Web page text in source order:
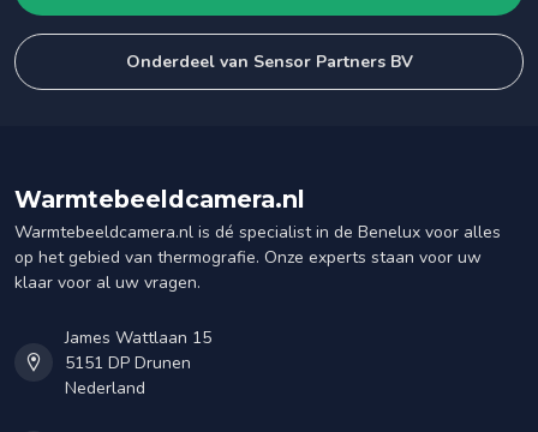
Onderdeel van Sensor Partners BV
Warmtebeeldcamera.nl
Warmtebeeldcamera.nl is dé specialist in de Benelux voor alles
op het gebied van thermografie. Onze experts staan voor uw
klaar voor al uw vragen.
James Wattlaan 15
5151 DP Drunen
Nederland